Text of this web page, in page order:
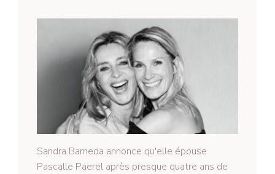
Sandra Barneda annonce qu'elle épouse
Pascalle Paerel après presque quatre ans de